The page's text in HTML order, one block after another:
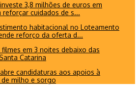
3,8 milhões de euros em
cuidados de s...
habitacional no Loteamento
reforço da oferta d...
em 3 noites debaixo das
Catarina
candidaturas aos apoios à
milho e sorgo